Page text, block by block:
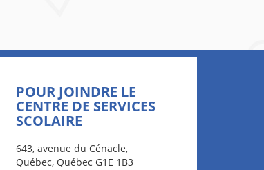
POUR JOINDRE LE
CENTRE DE SERVICES
SCOLAIRE
643, avenue du Cénacle,
Québec, Québec G1E 1B3